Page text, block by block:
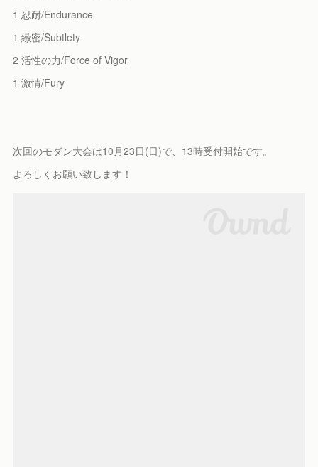
1 忍耐/Endurance
1 緻密/Subtlety
2 活性の力/Force of Vigor
1 激情/Fury
次回のモダン大会は10月23日(日)で、13時受付開始です。
よろしくお願い致します！